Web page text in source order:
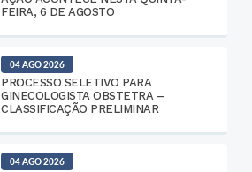
FEIRA, 6 DE AGOSTO
04 AGO 2026
PROCESSO SELETIVO PARA
GINECOLOGISTA OBSTETRA –
CLASSIFICAÇÃO PRELIMINAR
04 AGO 2026